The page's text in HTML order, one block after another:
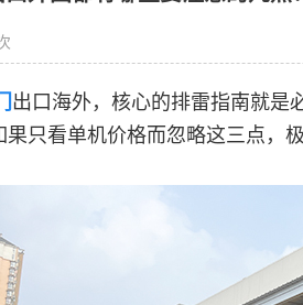
出口海外，核心的排雷指南就是
果只看单机价格而忽略这三点，